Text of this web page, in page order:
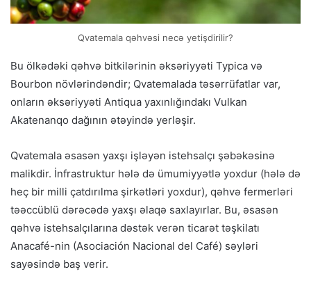
Qvatemala qəhvəsi necə yetişdirilir?
Bu ölkədəki qəhvə bitkilərinin əksəriyyəti Typica və
Bourbon növlərindəndir; Qvatemalada təsərrüfatlar var,
onların əksəriyyəti Antiqua yaxınlığındakı Vulkan
Akatenanqo dağının ətəyində yerləşir.
Qvatemala əsasən yaxşı işləyən istehsalçı şəbəkəsinə
malikdir. İnfrastruktur hələ də ümumiyyətlə yoxdur (hələ də
heç bir milli çatdırılma şirkətləri yoxdur), qəhvə fermerləri
təəccüblü dərəcədə yaxşı əlaqə saxlayırlar. Bu, əsasən
qəhvə istehsalçılarına dəstək verən ticarət təşkilatı
Anacafé-nin (Asociación Nacional del Café) səyləri
sayəsində baş verir.